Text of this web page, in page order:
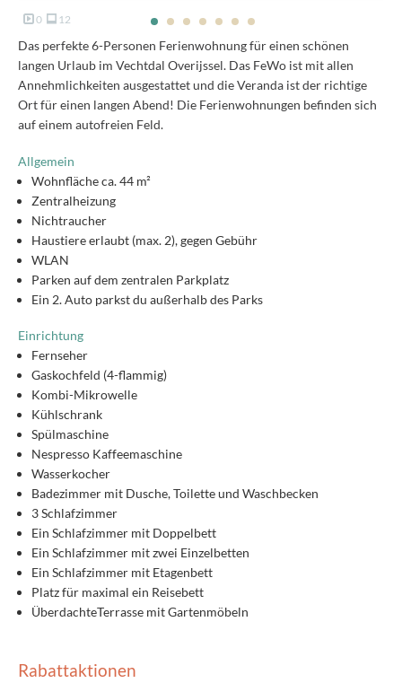
0 12
Das perfekte 6-Personen Ferienwohnung für einen schönen
langen Urlaub im Vechtdal Overijssel. Das FeWo ist mit allen
Annehmlichkeiten ausgestattet und die Veranda ist der richtige
Ort für einen langen Abend! Die Ferienwohnungen befinden sich
auf einem autofreien Feld.
Allgemein
Wohnfläche ca. 44 m²
Zentralheizung
Nichtraucher
Haustiere erlaubt (max. 2), gegen Gebühr
WLAN
Parken auf dem zentralen Parkplatz
Ein 2. Auto parkst du außerhalb des Parks
Einrichtung
Fernseher
Gaskochfeld (4-flammig)
Kombi-Mikrowelle
Kühlschrank
Spülmaschine
Nespresso Kaffeemaschine
Wasserkocher
Badezimmer mit Dusche, Toilette und Waschbecken
3 Schlafzimmer
Ein Schlafzimmer mit Doppelbett
Ein Schlafzimmer mit zwei Einzelbetten
Ein Schlafzimmer mit Etagenbett
Platz für maximal ein Reisebett
ÜberdachteTerrasse mit Gartenmöbeln
Rabattaktionen